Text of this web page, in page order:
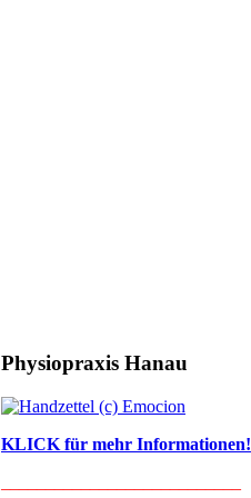
Physiopraxis Hanau
KLICK für mehr Informationen!